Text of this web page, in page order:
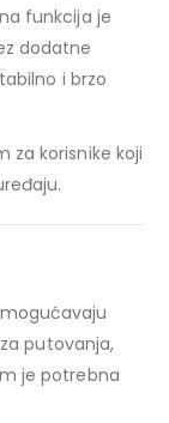
funkcija je
dodatne
i brzo
za korisnike koji
putovanja,
je potrebna